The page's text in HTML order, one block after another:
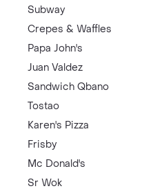
Subway
Crepes & Waffles
Papa John's
Juan Valdez
Sandwich Qbano
Tostao
Karen's Pizza
Frisby
Mc Donald's
Sr Wok